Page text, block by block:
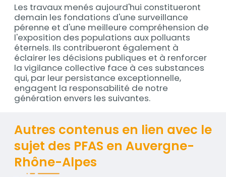
Les travaux menés aujourd'hui constitueront
demain les fondations d'une surveillance
pérenne et d'une meilleure compréhension de
l'exposition des populations aux polluants
éternels. Ils contribueront également à
éclairer les décisions publiques et à renforcer
la vigilance collective face à ces substances
qui, par leur persistance exceptionnelle,
engagent la responsabilité de notre
génération envers les suivantes.
Titre
Autres contenus en lien avec le
sujet des PFAS en Auvergne-
Rhône-Alpes